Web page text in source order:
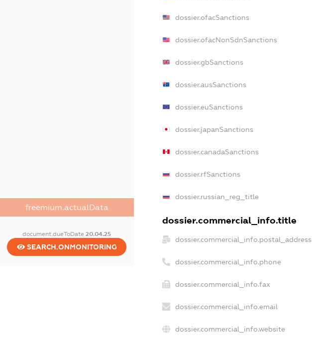
freemium.actualData
document.dueToDate20.04.25
SEARCH.ONMONITORING
dossier.ofacSanctions
dossier.ofacNonSdnSanctions
dossier.gbSanctions
dossier.ausSanctions
dossier.euSanctions
dossier.japanSanctions
dossier.canadaSanctions
dossier.rfSanctions
dossier.russian_reg_title
dossier.commercial_info.title
dossier.commercial_info.postal_address
dossier.commercial_info.phone
dossier.commercial_info.fax
dossier.commercial_info.email
dossier.commercial_info.website